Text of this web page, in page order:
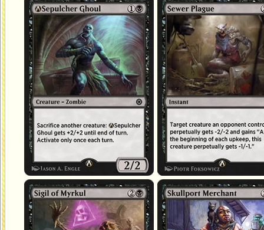
Goule du sépulcre (rééquilibrée) Peste des égouts
Sigille de Myrkul Marchande de Port-Crâne